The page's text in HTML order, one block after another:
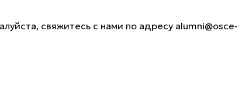
свяжитесь с нами по адресу alumni@osce-